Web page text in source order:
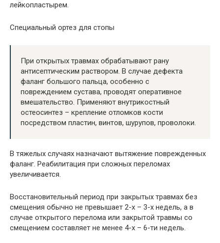
лейкопластырем.
Специальный ортез для стопы
При открытых травмах обрабатывают рану
антисептическим раствором. В случае дефекта
фаланг большого пальца, особенно с
повреждением сустава, проводят оперативное
вмешательство. Применяют внутрикостный
остеосинтез – крепление отломков кости
посредством пластин, винтов, шурупов, проволоки.
В тяжелых случаях назначают вытяжение поврежденных
фаланг. Реабилитация при сложных переломах
увеличивается.
Восстановительный период при закрытых травмах без
смещения обычно не превышает 2-х – 3-х недель, а в
случае открытого перелома или закрытой травмы со
смещением составляет не менее 4-х – 6-ти недель.